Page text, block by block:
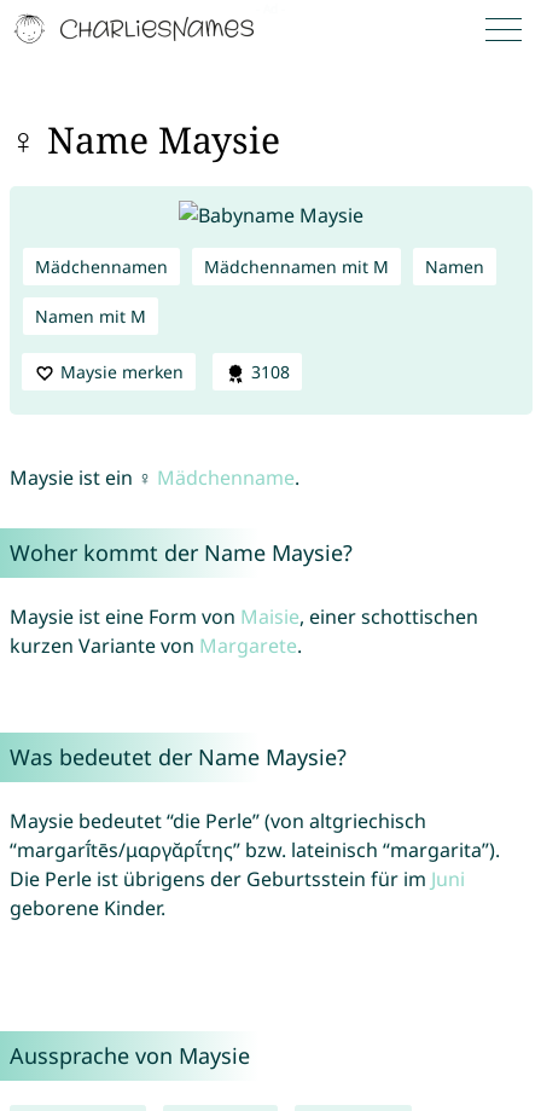
♀ Name Maysie
Mädchennamen Mädchennamen mit M Namen
Namen mit M
Maysie merken 3108
Maysie ist ein ♀ Mädchenname.
Woher kommt der Name Maysie?
Maysie ist eine Form von Maisie, einer schottischen
kurzen Variante von Margarete.
Was bedeutet der Name Maysie?
Maysie bedeutet “die Perle” (von altgriechisch
“margarī́tēs/μαργᾰρῑ́της” bzw. lateinisch “margarita”).
Die Perle ist übrigens der Geburtsstein für im Juni
geborene Kinder.
Aussprache von Maysie